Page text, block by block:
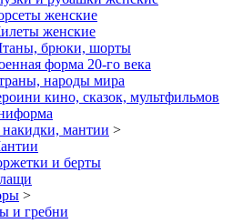
женские
женские
брюки, шорты
форма 20-го века
народы мира
кино, сказок, мультфильмов
мантии >
и берты
>
и гребни